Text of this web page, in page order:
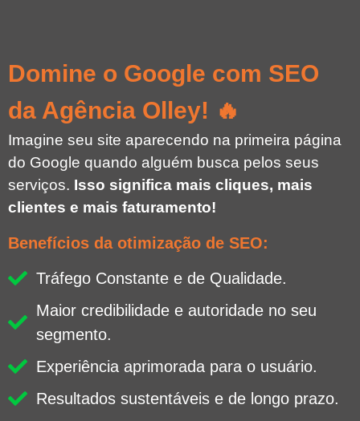
Domine o Google com SEO
da Agência Olley! 🔥
Imagine seu site aparecendo na primeira página
do Google quando alguém busca pelos seus
serviços. Isso significa mais cliques, mais
clientes e mais faturamento!
Benefícios da otimização de SEO:
Tráfego Constante e de Qualidade.
Maior credibilidade e autoridade no seu
segmento.
Experiência aprimorada para o usuário.
Resultados sustentáveis e de longo prazo.